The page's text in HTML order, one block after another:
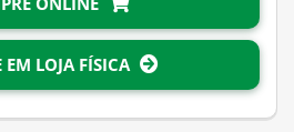
EM LOJA FÍSICA